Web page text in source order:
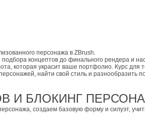
персонажа в ZBrush.
концептов до финального рендера и
которая украсит ваше портфолио. Курс для
найти свой стиль и разнообразить
И БЛОКИНГ
создаем базовую форму и силуэт,